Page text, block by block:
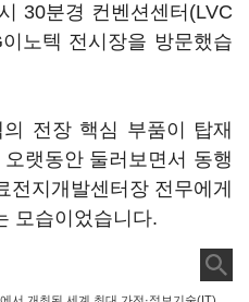
30분경 컨벤션센터(LVC
노텍 전시장을 방문했습
전장 핵심 부품이 탑재
랫동안 둘러보면서 동행
지개발센터장 전무에게
모습이었습니다.